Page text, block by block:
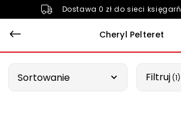
Dostawa 0 zł do sieci księgarń
Cheryl Pelteret
Sortowanie Filtruj (1)